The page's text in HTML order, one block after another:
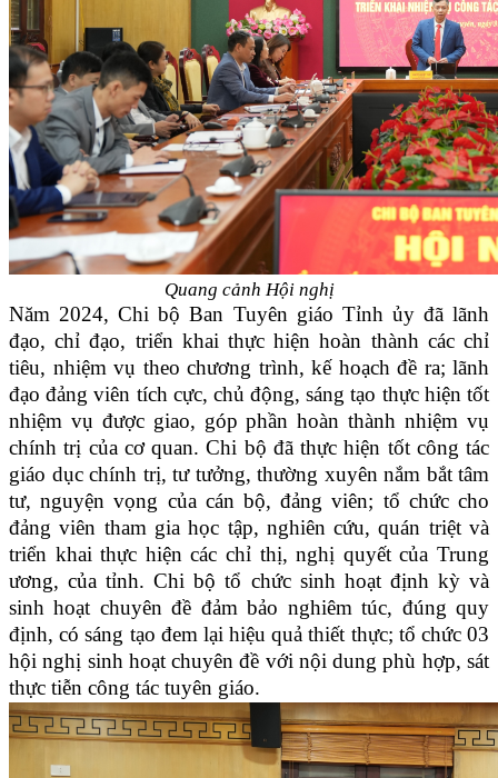
Quang cảnh Hội nghị
Năm 2024, Chi bộ Ban Tuyên giáo Tỉnh ủy đã lãnh
đạo, chỉ đạo, triển khai thực hiện hoàn thành các chỉ
tiêu, nhiệm vụ theo chương trình, kế hoạch đề ra; lãnh
đạo đảng viên tích cực, chủ động, sáng tạo thực hiện tốt
nhiệm vụ được giao, góp phần hoàn thành nhiệm vụ
chính trị của cơ quan. Chi bộ đã thực hiện tốt công tác
giáo dục chính trị, tư tưởng, thường xuyên nắm bắt tâm
tư, nguyện vọng của cán bộ, đảng viên; tổ chức cho
đảng viên tham gia học tập, nghiên cứu, quán triệt và
triển khai thực hiện các chỉ thị, nghị quyết của Trung
ương, của tỉnh. Chi bộ tổ chức sinh hoạt định kỳ và
sinh hoạt chuyên đề đảm bảo nghiêm túc, đúng quy
định, có sáng tạo đem lại hiệu quả thiết thực; tổ chức 03
hội nghị sinh hoạt chuyên đề với nội dung phù hợp, sát
thực tiễn công tác tuyên giáo.